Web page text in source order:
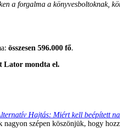
a forgalma a könyvesboltoknak,
összesen 596.000 fő.
Lator mondta el.
Hajtás: Miért kell beépített
nagyon szépen köszönjük, hogy